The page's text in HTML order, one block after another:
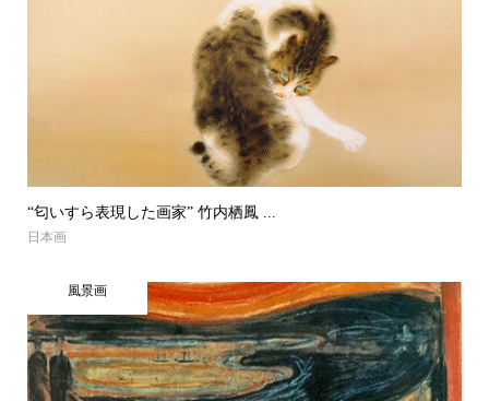
“匂いすら表現した画家” 竹内栖鳳 ...
日本画
風景画